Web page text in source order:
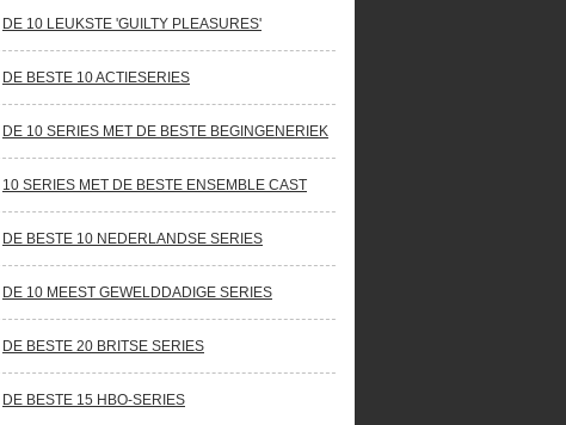
DE 10 LEUKSTE 'GUILTY PLEASURES'
DE BESTE 10 ACTIESERIES
DE 10 SERIES MET DE BESTE BEGINGENERIEK
10 SERIES MET DE BESTE ENSEMBLE CAST
DE BESTE 10 NEDERLANDSE SERIES
DE 10 MEEST GEWELDDADIGE SERIES
DE BESTE 20 BRITSE SERIES
DE BESTE 15 HBO-SERIES